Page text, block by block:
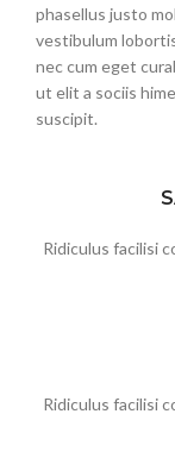
phasellus justo
vestibulum
nec cum eget
ut elit a sociis
suscipit.
Ridiculus facilisi
Ridiculus facilisi